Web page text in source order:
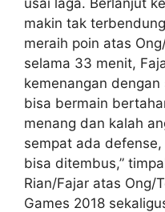
makin tak
meraih poin atas
selama 33 menit,
kemenangan dengan
bisa bermain
menang dan kalah
sempat ada
bisa ditembus,”
Rian/Fajar atas Ong/
Games 2018